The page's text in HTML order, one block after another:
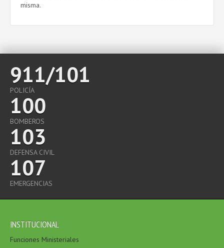
misma.
911/101
POLICÍA
100
BOMBEROS
103
DEFENSA CIVIL
107
EMERGENCIAS
INSTITUCIONAL
Funciones Ministeriales